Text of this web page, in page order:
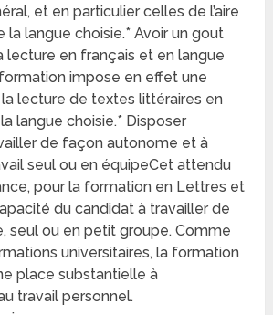
et en particulier celles de l’aire
la langue choisie.* Avoir un gout
lecture en français et en langue
impose en effet une
lecture de textes littéraires en
langue choisie.* Disposer
de façon autonome et à
seul ou en équipeCet attendu
pour la formation en Lettres et
du candidat à travailler de
seul ou en petit groupe. Comme
universitaires, la formation
place substantielle à
travail personnel.